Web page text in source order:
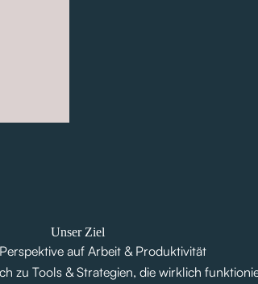
Unser Ziel
auf Arbeit & Produktivität
zu Tools & Strategien, die wirklich